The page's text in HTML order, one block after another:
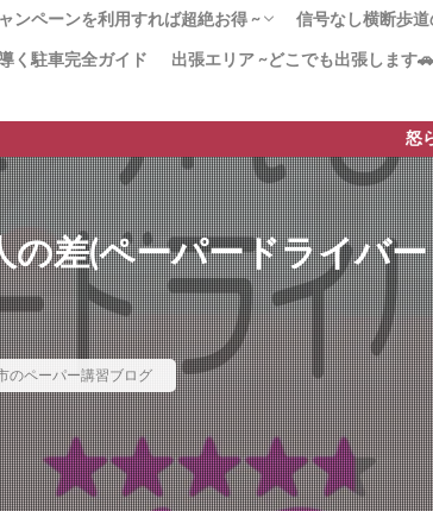
ンペーンを利用すれば超絶お得 ~
x３回パック 迷ったらこのプラン！
運転」コース ペーパードライバー講
ーパードライバー講習
間x12回）教習所から学び直したい
」で安く質の高いペーパードライバ
許取得1年以内–
高い!?ペーパードライバー講習
信号なし横断歩道
[動画]みんなも
より安全な歩行
横断歩道の安全
横断歩道に自転
【38条2項】横
く駐車完全ガイド 出張エリア ~どこでも出張します
怒られない、
の差(ペーパードライバー
のペーパー講習ブログ